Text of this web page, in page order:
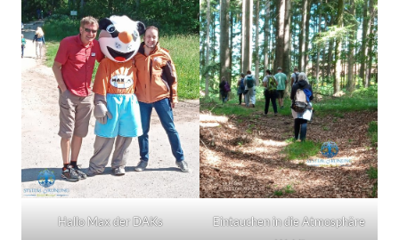
Hallo Max der DAKs
Eintauchen in die Atmosphäre